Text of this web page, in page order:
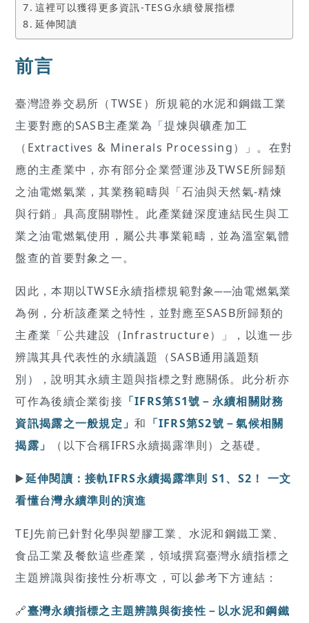
這裡可以獲得更多資訊-TESG永續發展指標
延伸閱讀
前言
臺灣證券交易所（TWSE）所規範的水泥和鋼鐵工業
主要對應的SASB主產業為「提煉與礦產加工
（Extractives & Minerals Processing）」。在對
應的主產業中，亦有部分企業營運涉及TWSE所歸類
之油電燃氣業，其業務範疇與「石油與天然氣-精煉
與行銷」具高度關聯性。此產業鏈深度連結民生與工
業之油電燃氣使用，屬公共事業範疇，並為溫室氣體
盤查的首要對象之一。
因此，本期以TWSE永續指標規範對象──油電燃氣業
為例，分析該產業之特性，並對應至SASB所歸類的
主產業「公共建設（Infrastructure）」，以進一步
辨識其具代表性的永續議題（SASB通用議題類
別），說明其永續主題與指標之對應關係。此分析亦
可作為後續企業銜接 「IFRS第S1號－永續相關財務
資訊揭露之一般規定」和 「IFRS第S2號－氣候相關
揭露」
（以下合稱IFRS永續揭露準則）之基礎。
▶️延伸閱讀：接軌IFRS永續揭露準則 S1、S2！ 一文
看懂台灣永續準則的演進
TEJ先前已針對化學與塑膠工業、水泥和鋼鐵工業、
食品工業及餐飲這些產業，領域撰寫臺灣永續指標之
主題辨識與銜接性分析專文，可以參考下方連結：
🔗臺灣永續指標之主題辨識與銜接性－以水泥和鋼鐵